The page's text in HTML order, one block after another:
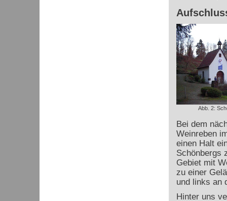
Abb. 2:
Bei dem
Weinreben
einen Halt
Schönbergs
Gebiet mit
zu einer
und links an
Hinter uns